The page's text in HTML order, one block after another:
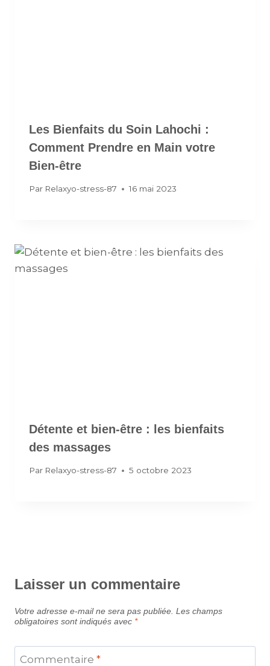
Les Bienfaits du Soin Lahochi :
Comment Prendre en Main votre
Bien-être
Par Relaxyo-stress-87 16 mai 2023
Détente et bien-être : les bienfaits
des massages
Par Relaxyo-stress-87 5 octobre 2023
Laisser un commentaire
Votre adresse e-mail ne sera pas publiée. Les champs
obligatoires sont indiqués avec *
Commentaire *